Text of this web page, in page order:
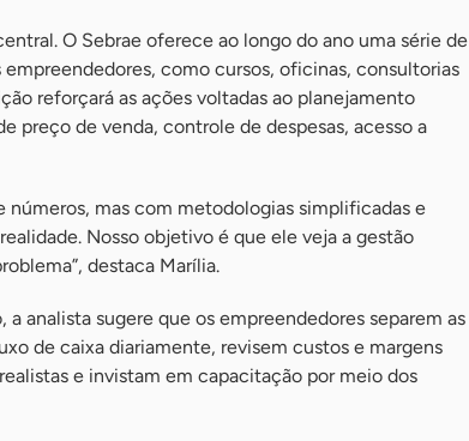
O Sebrae oferece ao longo do ano uma série de
como cursos, oficinas, consultorias
reforçará as ações voltadas ao planejamento
preço de venda, controle de despesas, acesso a
mas com metodologias simplificadas e
Nosso objetivo é que ele veja a gestão
destaca Marília.
analista sugere que os empreendedores separem as
de caixa diariamente, revisem custos e margens
e invistam em capacitação por meio dos